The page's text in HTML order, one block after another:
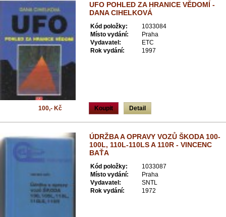
UFO POHLED ZA HRANICE VĚDOMÍ -
DANA CIHELKOVÁ
Kód položky:
1033084
Místo vydání:
Praha
Vydavatel:
ETC
Rok vydání:
1997
Koupit Detail
100,- Kč
ÚDRŽBA A OPRAVY VOZŮ ŠKODA 100-
100L, 110L-110LS A 110R - VINCENC
BAŤA
Kód položky:
1033087
Místo vydání:
Praha
Vydavatel:
SNTL
Rok vydání:
1972